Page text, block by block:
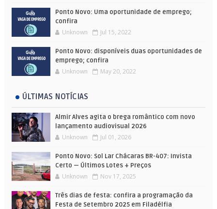
Ponto Novo: Uma oportunidade de emprego;
confira
Unknown Jul 15, 2022
Ponto Novo: disponíveis duas oportunidades de
emprego; confira
Unknown May 20, 2022
ÚLTIMAS NOTÍCIAS
Almir Alves agita o brega romântico com novo
lançamento audiovisual 2026
Unknown Jul 01, 2026
Ponto Novo: Sol Lar Chácaras BR-407: Invista
Certo — Últimos Lotes + Preços
Unknown Nov 17, 2025
Três dias de festa: confira a programação da
Festa de Setembro 2025 em Filadélfia